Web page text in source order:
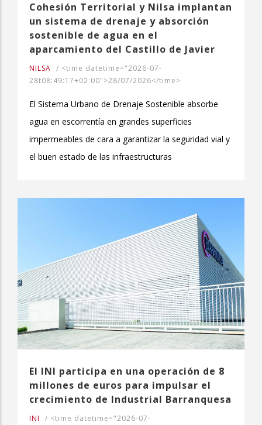
Cohesión Territorial y Nilsa implantan
un sistema de drenaje y absorción
sostenible de agua en el
aparcamiento del Castillo de Javier
NILSA / <time datetime="2026-07-
28t08:49:17+02:00">28/07/2026</time>
El Sistema Urbano de Drenaje Sostenible absorbe
agua en escorrentía en grandes superficies
impermeables de cara a garantizar la seguridad vial y
el buen estado de las infraestructuras
El INI participa en una operación de 8
millones de euros para impulsar el
crecimiento de Industrial Barranquesa
INI / <time datetime="2026-07-